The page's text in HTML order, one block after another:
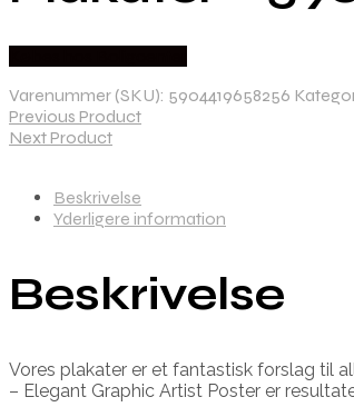
Varenummer (SKU): 5904419658256
Previous Product
Next Product
Beskrivelse
Yderligere information
Beskrivelse
Vores plakater er et fantastisk forslag til
– Elegant Graphic Artist Poster er